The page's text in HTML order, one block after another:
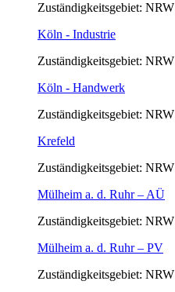
Zuständigkeitsgebiet: NRW
Köln - Industrie
Zuständigkeitsgebiet: NRW
Köln - Handwerk
Zuständigkeitsgebiet: NRW
Krefeld
Zuständigkeitsgebiet: NRW
Mülheim a. d. Ruhr – AÜ
Zuständigkeitsgebiet: NRW
Mülheim a. d. Ruhr – PV
Zuständigkeitsgebiet: NRW